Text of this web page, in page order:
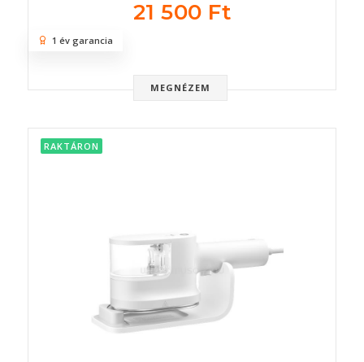
21 500 Ft
MEGNÉZEM
1 év garancia
RAKTÁRON